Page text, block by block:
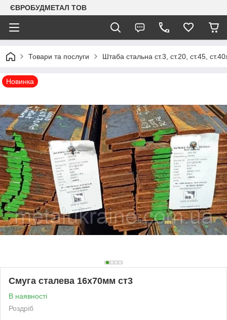
ЄВРОБУДМЕТАЛ ТОВ
Товари та послуги Штаба стальна ст.3, ст.20, ст.45,
Новинка
Смуга сталева 16х70мм ст3
В наявності
Роздріб